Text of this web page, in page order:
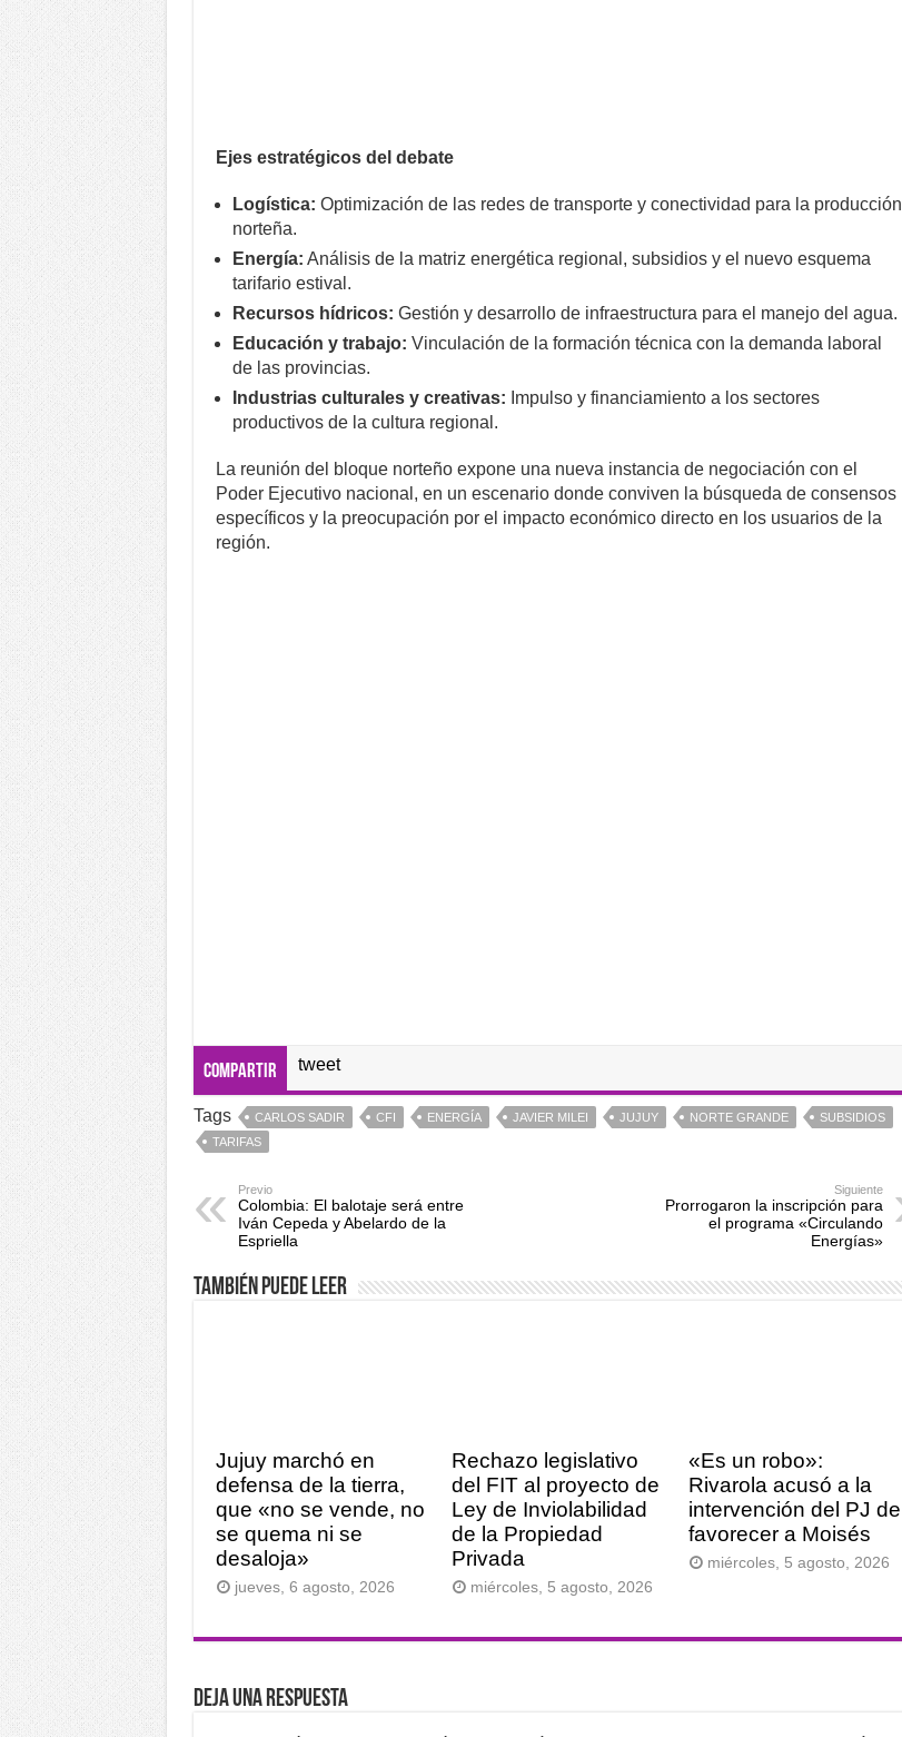
Ejes estratégicos del debate
Logística: Optimización de las redes de transporte y conectividad para la producción
norteña.
Energía: Análisis de la matriz energética regional, subsidios y el nuevo esquema
tarifario estival.
Recursos hídricos: Gestión y desarrollo de infraestructura para el manejo del agua.
Educación y trabajo: Vinculación de la formación técnica con la demanda laboral
de las provincias.
Industrias culturales y creativas: Impulso y financiamiento a los sectores
productivos de la cultura regional.
La reunión del bloque norteño expone una nueva instancia de negociación con el
Poder Ejecutivo nacional, en un escenario donde conviven la búsqueda de consensos
específicos y la preocupación por el impacto económico directo en los usuarios de la
región.
Compartir tweet
Tags CARLOS SADIR CFI ENERGÍA JAVIER MILEI JUJUY NORTE GRANDE
SUBSIDIOS
TARIFAS
Previo
Colombia: El balotaje será entre
Iván Cepeda y Abelardo de la
Espriella
Siguiente
Prorrogaron la inscripción para
el programa «Circulando
Energías»
También puede leer
Jujuy marchó en
defensa de la tierra,
que «no se vende, no
se quema ni se
desaloja»
jueves, 6 agosto, 2026
Rechazo legislativo
del FIT al proyecto de
Ley de Inviolabilidad
de la Propiedad
Privada
miércoles, 5 agosto, 2026
«Es un robo»:
Rivarola acusó a la
intervención del PJ de
favorecer a Moisés
miércoles, 5 agosto, 2026
Deja una respuesta